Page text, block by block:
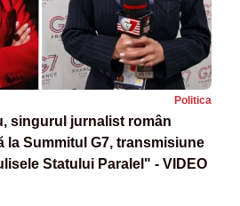
Politica
singurul jurnalist român
la Summitul G7, transmisiune
Statului Paralel" - VIDEO